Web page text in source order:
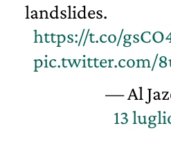
landslides.
https://t.co/
pic.twitter.com/
— Al
13